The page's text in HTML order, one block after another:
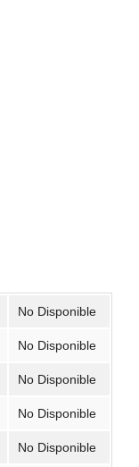
No Disponible
No Disponible
No Disponible
No Disponible
No Disponible